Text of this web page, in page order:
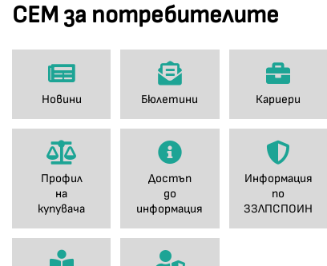
СЕМ за потребителите
Новини Бюлетини Кариери
Профил
на
купувача
Достъп
до
информация
Информация
по
ЗЗЛПСПОИН